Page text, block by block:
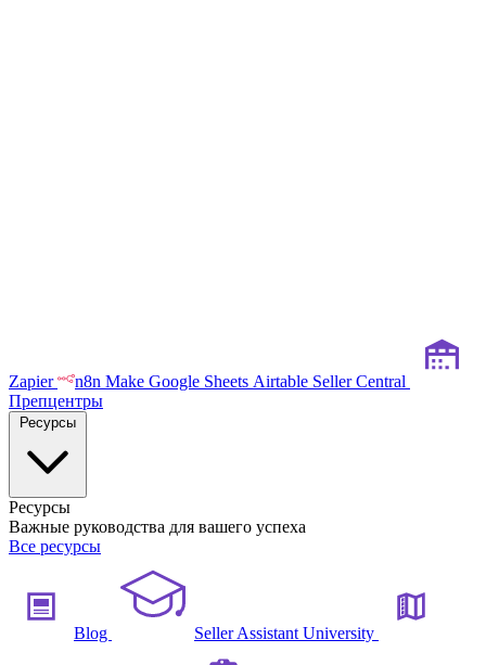
Zapier n8n Make Google Sheets Airtable Seller Central
Препцентры
Ресурсы
Важные руководства для вашего успеха
Все ресурсы
Blog Seller Assistant University